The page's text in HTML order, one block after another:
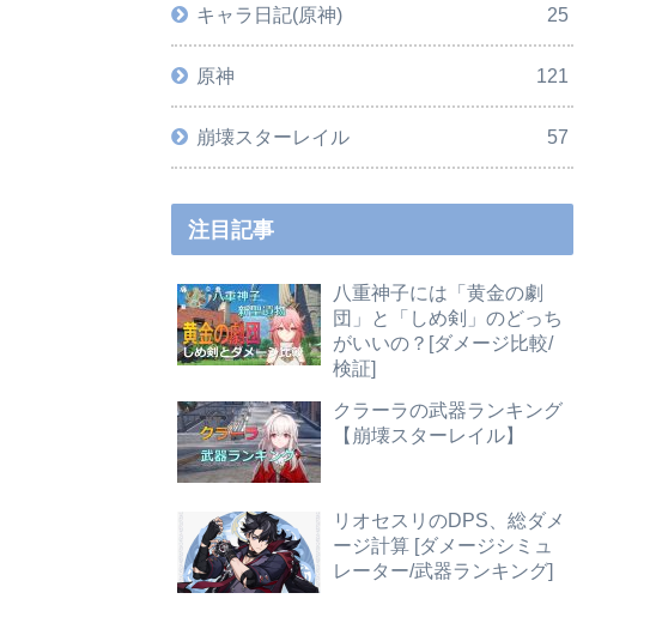
キャラ日記(原神) 25
原神 121
崩壊スターレイル 57
注目記事
八重神子には「黄金の劇
団」と「しめ剣」のどっち
がいいの？[ダメージ比較/
検証]
クラーラの武器ランキング
【崩壊スターレイル】
リオセスリのDPS、総ダメ
ージ計算 [ダメージシミュ
レーター/武器ランキング]